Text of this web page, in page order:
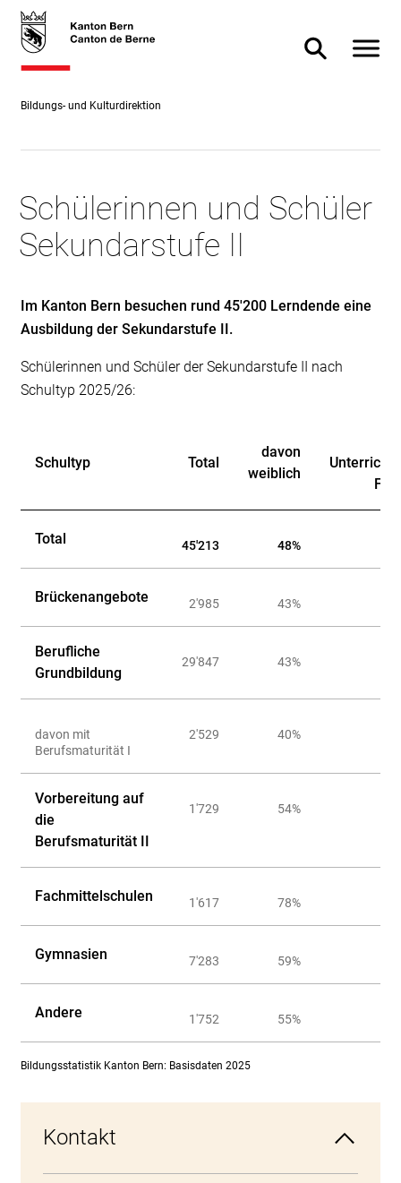
Direkt
zum
Inhalt
skiplink.toNavigation
skiplink.toStartPage
Direkt
Suche
Bildungs- und Kulturdirektion
Suche ein-
Schülerinnen und Schüler
Sekundarstufe II
Im Kanton Bern besuchen rund 45'200 Lerndende eine
Ausbildung der Sekundarstufe II.
Schülerinnen und Schüler der Sekundarstufe II nach
Schultyp 2025/26:
Schultyp Total
davon
weiblich
Total 45'213 48%
Brückenangebote 2'985 43%
Berufliche
Grundbildung
29'847 43%
davon mit
Berufsmaturität I
2'529 40%
Vorbereitung auf
die
Berufsmaturität II
1'729 54%
Fachmittelschulen 1'617 78%
Gymnasien 7'283 59%
Andere 1'752 55%
Bildungsstatistik Kanton Bern: Basisdaten 2025
Kontakt